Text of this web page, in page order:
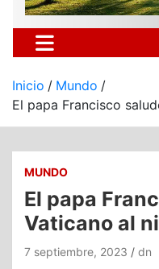
Inicio
Mundo
El papa Francisco
MUNDO
El papa
Vaticano al
7 septiembre, 2023 dn